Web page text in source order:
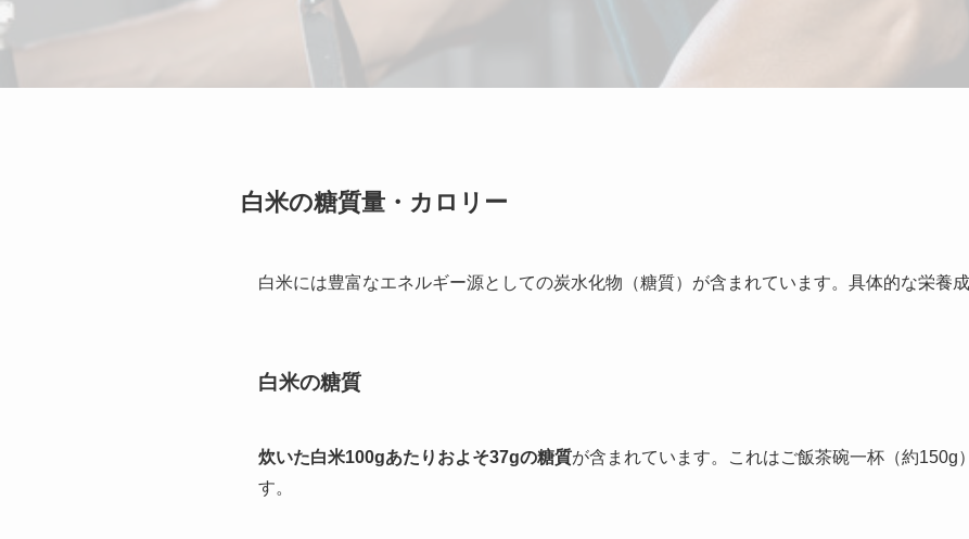
白米の糖質量・カロリー
白米には豊富なエネルギー源としての炭水化物（糖質）が含まれています。具体的な栄養
白米の糖質
炊いた白米100gあたりおよそ37gの糖質が含まれています。これはご飯茶碗一杯（約150g
す。